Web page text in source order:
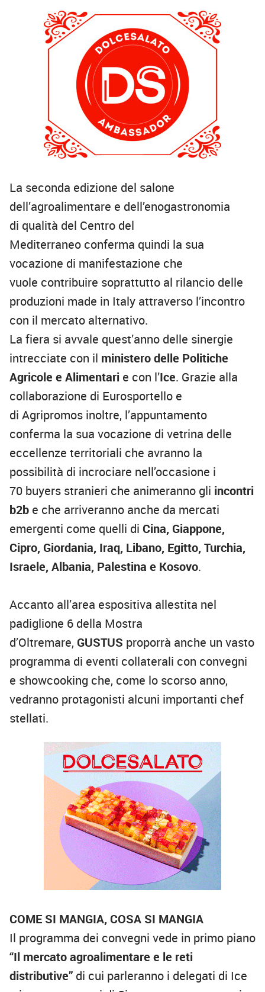
La seconda edizione del salone
dell’agroalimentare e dell’enogastronomia
di qualità del Centro del
Mediterraneo conferma quindi la sua
vocazione di manifestazione che
vuole contribuire soprattutto al rilancio delle
produzioni made in Italy attraverso l’incontro
con il mercato alternativo.
La fiera si avvale quest’anno delle sinergie
intrecciate con il ministero delle Politiche
Agricole e Alimentari e con l’Ice. Grazie alla
collaborazione di Eurosportello e
di Agripromos inoltre, l’appuntamento
conferma la sua vocazione di vetrina delle
eccellenze territoriali che avranno la
possibilità di incrociare nell’occasione i
70 buyers stranieri che animeranno gli incontri
b2b e che arriveranno anche da mercati
emergenti come quelli di Cina, Giappone,
Cipro, Giordania, Iraq, Libano, Egitto, Turchia,
Israele, Albania, Palestina e Kosovo.
Accanto all’area espositiva allestita nel
padiglione 6 della Mostra
d’Oltremare, GUSTUS proporrà anche un vasto
programma di eventi collaterali con convegni
e showcooking che, come lo scorso anno,
vedranno protagonisti alcuni importanti chef
stellati.
COME SI MANGIA, COSA SI MANGIA
Il programma dei convegni vede in primo piano
“Il mercato agroalimentare e le reti
distributive” di cui parleranno i delegati di Ice